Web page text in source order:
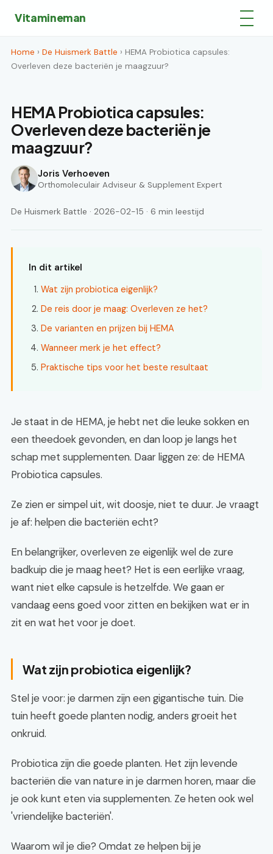
Vitamineman
Home › De Huismerk Battle › HEMA Probiotica capsules:
Overleven deze bacteriën je maagzuur?
HEMA Probiotica capsules:
Overleven deze bacteriën je
maagzuur?
Joris Verhoeven
Orthomoleculair Adviseur & Supplement Expert
De Huismerk Battle · 2026-02-15 · 6 min leestijd
In dit artikel
Wat zijn probiotica eigenlijk?
De reis door je maag: Overleven ze het?
De varianten en prijzen bij HEMA
Wanneer merk je het effect?
Praktische tips voor het beste resultaat
Je staat in de HEMA, je hebt net die leuke sokken en
een theedoek gevonden, en dan loop je langs het
schap met supplementen. Daar liggen ze: de HEMA
Probiotica capsules.
Ze zien er simpel uit, wit doosje, niet te duur. Je vraagt
je af: helpen die bacteriën echt?
En belangrijker, overleven ze eigenlijk wel de zure
badkuip die je maag heet? Het is een eerlijke vraag,
want niet elke capsule is hetzelfde. We gaan er
vandaag eens goed voor zitten en bekijken wat er in
zit en wat het voor je doet.
Wat zijn probiotica eigenlijk?
Stel je voor: je darmen zijn een gigantische tuin. Die
tuin heeft goede planten nodig, anders groeit het
onkruid.
Probiotica zijn die goede planten. Het zijn levende
bacteriën die van nature in je darmen horen, maar die
je ook kunt eten via supplementen. Ze heten ook wel
'vriendelijke bacteriën'.
Waarom wil je die? Omdat ze helpen bij je